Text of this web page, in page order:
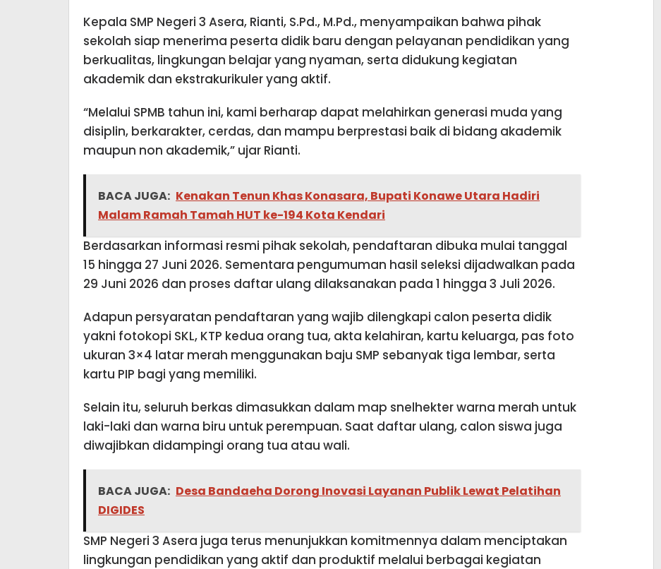
Kepala SMP Negeri 3 Asera, Rianti, S.Pd., M.Pd., menyampaikan bahwa pihak
sekolah siap menerima peserta didik baru dengan pelayanan pendidikan yang
berkualitas, lingkungan belajar yang nyaman, serta didukung kegiatan
akademik dan ekstrakurikuler yang aktif.
“Melalui SPMB tahun ini, kami berharap dapat melahirkan generasi muda yang
disiplin, berkarakter, cerdas, dan mampu berprestasi baik di bidang akademik
maupun non akademik,” ujar Rianti.
BACA JUGA: Kenakan Tenun Khas Konasara, Bupati Konawe Utara Hadiri
Malam Ramah Tamah HUT ke-194 Kota Kendari
Berdasarkan informasi resmi pihak sekolah, pendaftaran dibuka mulai tanggal
15 hingga 27 Juni 2026. Sementara pengumuman hasil seleksi dijadwalkan pada
29 Juni 2026 dan proses daftar ulang dilaksanakan pada 1 hingga 3 Juli 2026.
Adapun persyaratan pendaftaran yang wajib dilengkapi calon peserta didik
yakni fotokopi SKL, KTP kedua orang tua, akta kelahiran, kartu keluarga, pas foto
ukuran 3×4 latar merah menggunakan baju SMP sebanyak tiga lembar, serta
kartu PIP bagi yang memiliki.
Selain itu, seluruh berkas dimasukkan dalam map snelhekter warna merah untuk
laki-laki dan warna biru untuk perempuan. Saat daftar ulang, calon siswa juga
diwajibkan didampingi orang tua atau wali.
BACA JUGA: Desa Bandaeha Dorong Inovasi Layanan Publik Lewat Pelatihan
DIGIDES
SMP Negeri 3 Asera juga terus menunjukkan komitmennya dalam menciptakan
lingkungan pendidikan yang aktif dan produktif melalui berbagai kegiatan